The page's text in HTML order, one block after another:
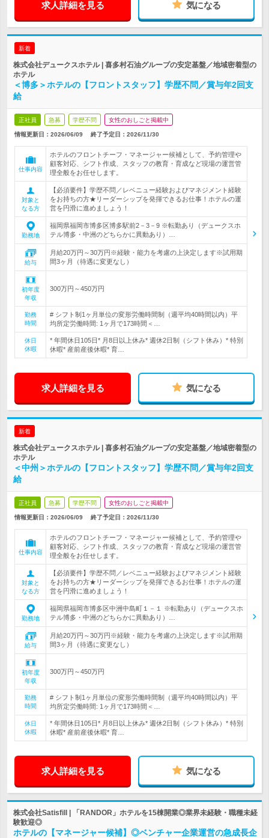
求人詳細を見る 気になる
新着
株式会社デュークスホテル | 喜多村石油グループの安定基盤／地域密着型の
ホテル
＜博多＞ホテルの【フロントスタッフ】学歴不問／賞与年2回支
給
正社員 急募 学歴不問 女性のおしごと掲載中
情報更新日：2026/06/09 終了予定日： 2026/11/30
仕事内容
ホテルのフロントチーフ・マネージャー候補として、予約管理や
顧客対応、シフト作成、スタッフの教育・育成など現場の運営管
理全般をお任せします。
対象と
なる方
【必須要件】学歴不問／レベニュー経験およびマネジメント経験
をお持ちの方★リーダーシップを発揮できるお仕事！ホテルの運
営を円滑に進めましょう！
勤務地
福岡県福岡市博多区博多駅前2－3－9 ※転勤あり（デュークスホ
テル博多・中洲のどちらかに異動あり）…
給与
月給20万円～30万円※経験・能力を考慮の上決定します※試用期
間3ヶ月（待遇に変更なし）
初年度
年収
300万円～450万円
勤務
時間
# シフト制1ヶ月単位の変形労働時間制（週平均40時間以内）平
均所定労働時間: 1ヶ月で173時間＜…
休日
休暇
* 年間休日105日* 月8日以上休み* 週休2日制（シフト休み）* 特別
休暇* 産前産後休暇* 育…
求人詳細を見る 気になる
新着
株式会社デュークスホテル | 喜多村石油グループの安定基盤／地域密着型の
ホテル
＜中州＞ホテルの【フロントスタッフ】学歴不問／賞与年2回支
給
正社員 急募 学歴不問 女性のおしごと掲載中
情報更新日：2026/06/09 終了予定日： 2026/11/30
仕事内容
ホテルのフロントチーフ・マネージャー候補として、予約管理や
顧客対応、シフト作成、スタッフの教育・育成など現場の運営管
理全般をお任せします。
対象と
なる方
【必須要件】学歴不問／レベニュー経験およびマネジメント経験
をお持ちの方★リーダーシップを発揮できるお仕事！ホテルの運
営を円滑に進めましょう！
勤務地
福岡県福岡市博多区中洲中島町１－１ ※転勤あり（デュークスホ
テル博多・中洲のどちらかに異動あり）…
給与
月給20万円～30万円※経験・能力を考慮の上決定します※試用期
間3ヶ月（待遇に変更なし）
初年度
年収
300万円～450万円
勤務
時間
# シフト制1ヶ月単位の変形労働時間制（週平均40時間以内）平
均所定労働時間: 1ヶ月で173時間＜…
休日
休暇
* 年間休日105日* 月8日以上休み* 週休2日制（シフト休み）* 特別
休暇* 産前産後休暇* 育…
求人詳細を見る 気になる
株式会社Satisfill | 「RANDOR」ホテルを15棟開業◎業界未経験・職種未経
験歓迎◎
ホテルの【マネージャー候補】◎ベンチャー企業運営の急成長企